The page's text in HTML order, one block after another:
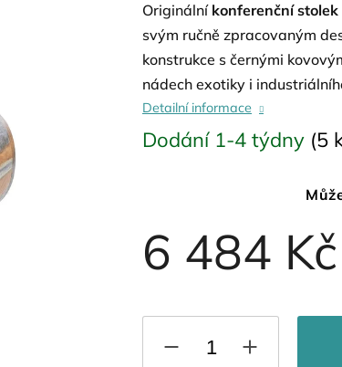
6 484 Kč
Dodání 1-4 týdny (5
Originální konferenční stolek
svým ručně zpracovaným
konstrukce s černými
nádech exotiky i
Detailní informace